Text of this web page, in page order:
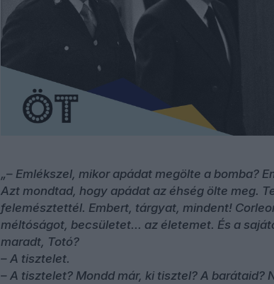
„– Emlékszel, mikor apádat megölte a bomba?
Azt mondtad, hogy apádat az éhség ölte meg.
felemésztettél. Embert, tárgyat, mindent!
méltóságot, becsületet... az életemet. És a
maradt, Totó?
– A tisztelet.
– A tisztelet? Mondd már, ki tisztel? A barátaid?